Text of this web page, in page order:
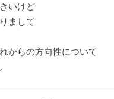
いけど
まして
からの方向性について